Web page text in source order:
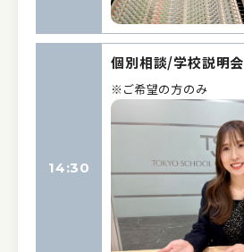
14:30
個別相談/学校説明会
※ご希望の方のみ